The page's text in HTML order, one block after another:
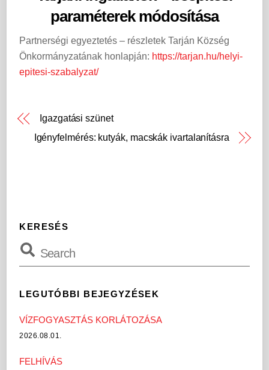
paraméterek módosítása
Partnerségi egyeztetés – részletek Tarján Község
Önkormányzatának honlapján: https://tarjan.hu/helyi-
epitesi-szabalyzat/
Igazgatási szünet
Igényfelmérés: kutyák, macskák ivartalanításra
KERESÉS
LEGUTÓBBI BEJEGYZÉSEK
VÍZFOGYASZTÁS KORLÁTOZÁSA
2026.08.01.
FELHÍVÁS